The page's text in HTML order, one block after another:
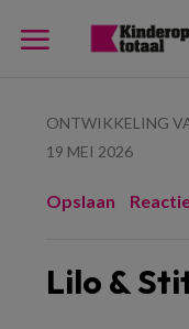
ONTWIKKELING
19 MEI 2026
Opslaan
Lilo &